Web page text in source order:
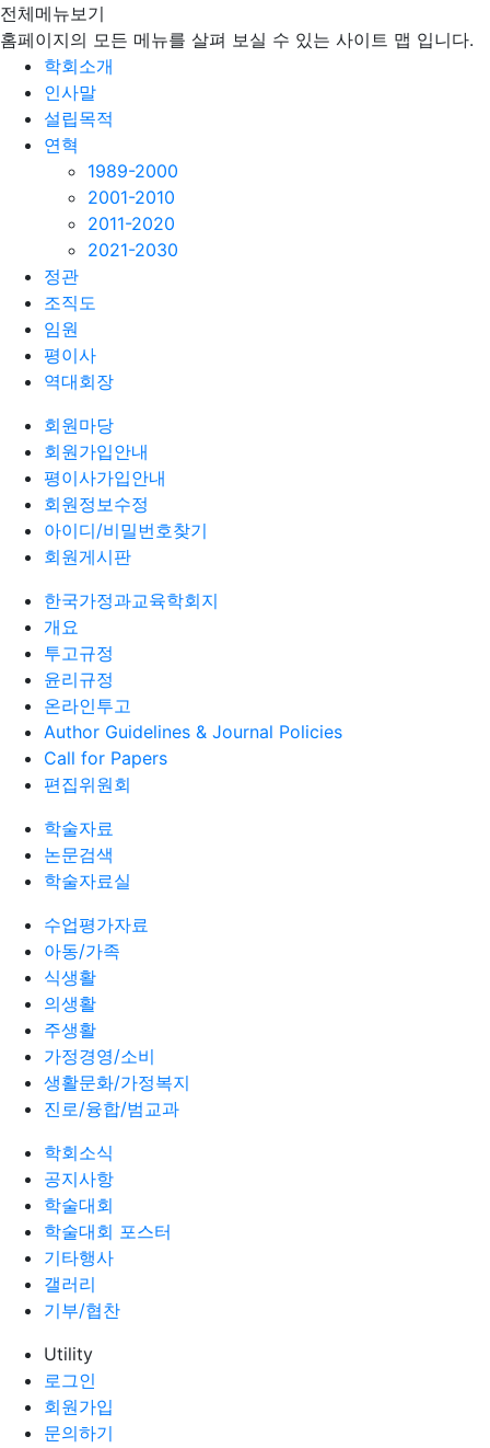
전체메뉴보기
홈페이지의 모든 메뉴를 살펴 보실 수 있는 사이트 맵 입니다.
학회소개
인사말
설립목적
연혁
1989-2000
2001-2010
2011-2020
2021-2030
정관
조직도
임원
평이사
역대회장
회원마당
회원가입안내
평이사가입안내
회원정보수정
아이디/비밀번호찾기
회원게시판
한국가정과교육학회지
개요
투고규정
윤리규정
온라인투고
Author Guidelines & Journal Policies
Call for Papers
편집위원회
학술자료
논문검색
학술자료실
수업평가자료
아동/가족
식생활
의생활
주생활
가정경영/소비
생활문화/가정복지
진로/융합/범교과
학회소식
공지사항
학술대회
학술대회 포스터
기타행사
갤러리
기부/협찬
Utility
로그인
회원가입
문의하기